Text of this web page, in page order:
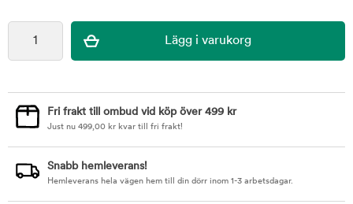
Fri frakt till ombud vid köp över 499 kr
Just nu 499,00 kr kvar till fri frakt!
Snabb hemleverans!
Hemleverans hela vägen hem till din dörr inom 1-3 arbetsdagar.